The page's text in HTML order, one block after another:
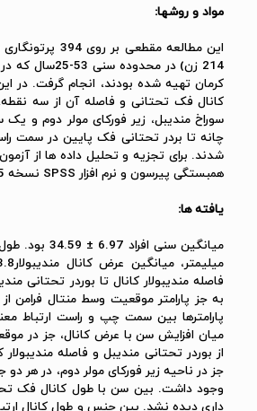
مواد و روشها:
این مطالعه مقطعی بر روی394
214 زن) در محدوده سنی 25-53سال که
کرمان تهیه شده بودند، انجام گرفت. در
کانال فک تحتانی و فاصله آن از سه
سوراخ مندیبل، زیر فورکای مولر دوم و یک
چانه تا بردر تحتانی فک پایین در سمت
شدند. برای تجزیه و تحلیل داده ها از
همبستگی پیرسون و نرم افزار SPSS نسخه
یافته ها:
میانگین سنی افراد 34.59 ± 6.97بود. طول
میلیمتر، میانگین عرض کانال مندیبولار
فاصله مندیبولار کانال تا بوردر تحتانی
به جز پارامتر موقعیت وسط منتال فرامن
پارامترها بین سمت چپ و راست ارتباط
میان افزایش سن با عرض کانال، جز در
از بوردر تحتانی مندیبل و فاصله مندیبولار
جز در ناحیه زیر فورکای مولر دوم، در هر
وجود داشت. بین سن با طول کانال فک
داری دیده نشد. بین جنس و طول کانال